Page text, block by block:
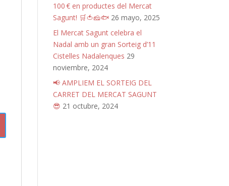
100 € en productes del Mercat
Sagunt! 🛒🍅🧀🐟 26 mayo, 2025
El Mercat Sagunt celebra el
Nadal amb un gran Sorteig d’11
Cistelles Nadalenques 29
noviembre, 2024
📢 AMPLIEM EL SORTEIG DEL
CARRET DEL MERCAT SAGUNT
😎 21 octubre, 2024